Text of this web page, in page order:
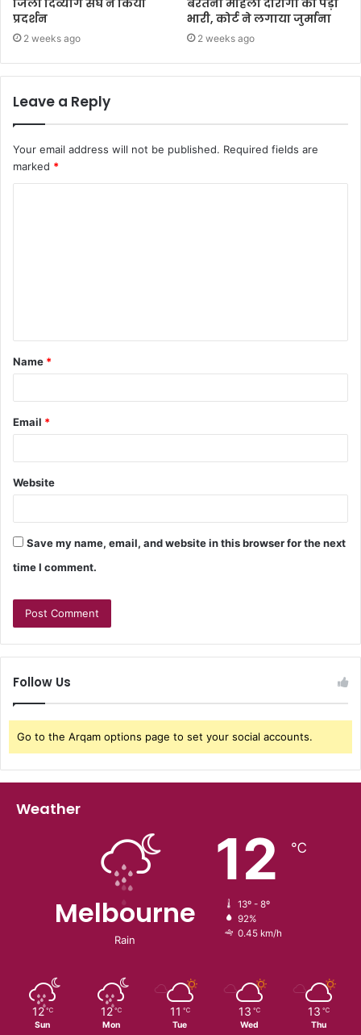
प्रदर्शन
2 weeks ago
भारी, कोर्ट ने लगाया जुर्माना
2 weeks ago
Leave a Reply
Your email address will not be published. Required fields are
marked *
Name *
Email *
Website
Save my name, email, and website in this browser for the next
time I comment.
Follow Us
Go to the Arqam options page to set your social accounts.
Weather
Melbourne
Rain
12 ℃
13º - 8º
92%
0.45 km/h
12 ℃
Sun
12 ℃
Mon
11 ℃
Tue
13 ℃
Wed
13 ℃
Thu